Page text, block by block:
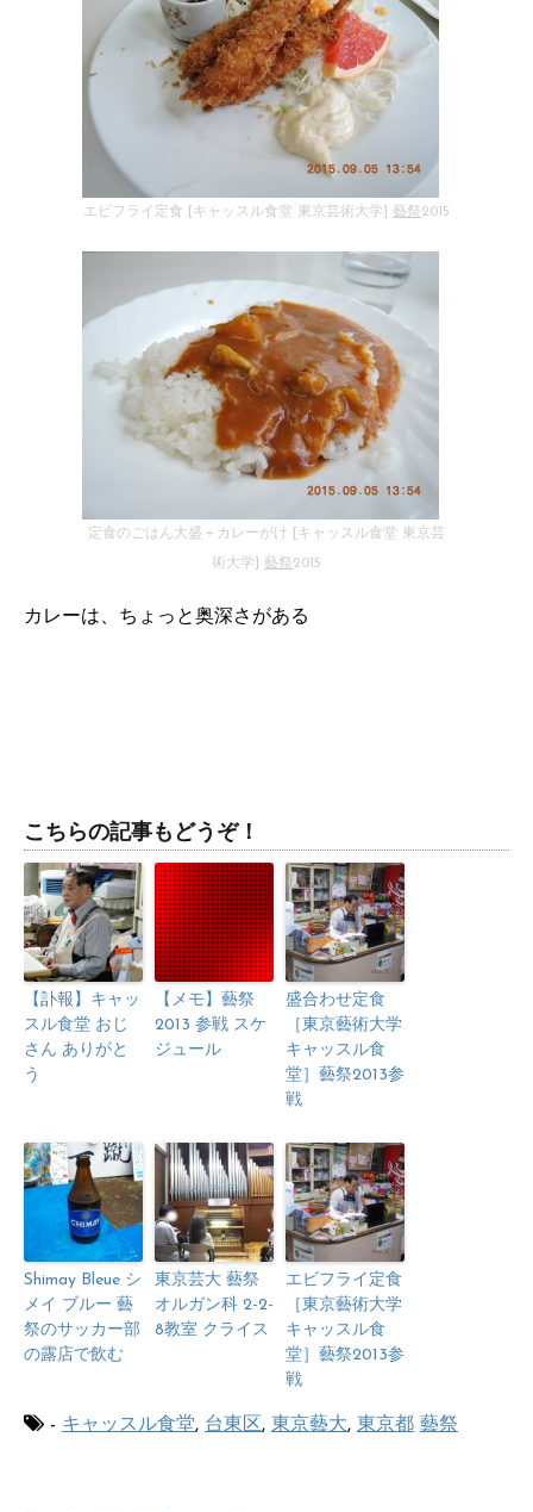
エビフライ定食 [キャッスル食堂 東京芸術大学] 藝祭2015
定食のごはん大盛＋カレーがけ [キャッスル食堂 東京芸
術大学] 藝祭2015
カレーは、ちょっと奥深さがある
こちらの記事もどうぞ！
【訃報】キャッ
スル食堂 おじ
さん ありがと
う
【メモ】藝祭
2013 参戦 スケ
ジュール
盛合わせ定食
［東京藝術大学
キャッスル食
堂］藝祭2013参
戦
Shimay Bleue シ
メイ ブルー 藝
祭のサッカー部
の露店で飲む
東京芸大 藝祭
オルガン科 2-2-
8教室 クライス
エビフライ定食
［東京藝術大学
キャッスル食
堂］藝祭2013参
戦
- キャッスル食堂, 台東区, 東京藝大, 東京都 藝祭